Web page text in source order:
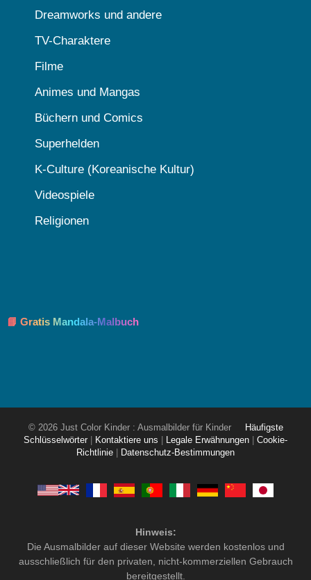
Dreamworks und andere
TV-Charaktere
Filme
Animes und Mangas
Büchern und Comics
Superhelden
K-Culture (Koreanische Kultur)
Videospiele
Religionen
📘 Gratis Mandala-Malbuch
© 2026 Just Color Kinder : Ausmalbilder für Kinder
Häufigste
Schlüsselwörter
Kontaktiere uns Legale Erwähnungen
Cookie-
Richtlinie
Datenschutz-Bestimmungen
Hinweis:
Die Ausmalbilder auf dieser Website werden kostenlos und
ausschließlich für den privaten, nicht-kommerziellen Gebrauch
bereitgestellt.